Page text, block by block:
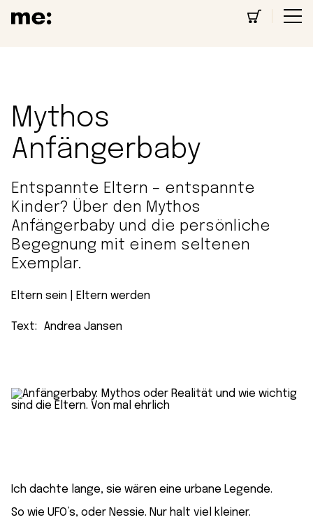
Mythos
Anfängerbaby
Entspannte Eltern – entspannte
Kinder? Über den Mythos
Anfängerbaby und die persönliche
Begegnung mit einem seltenen
Exemplar.
Eltern sein Eltern werden
Text: Andrea Jansen
Ich dachte lange, sie wären eine urbane Legende.
So wie UFO’s, oder Nessie. Nur halt viel kleiner.